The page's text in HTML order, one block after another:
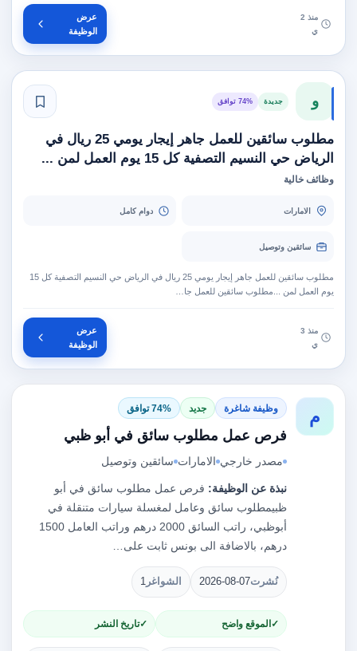
منذ 2
ي
عرض
الوظيفة
و جديدة 74% توافق
مطلوب سائقين للعمل جاهر إيجار يومي 25 ريال في
الرياض حي النسيم التصفية كل 15 يوم العمل لمن ...
وظائف خالية
الامارات دوام كامل
سائقين وتوصيل
مطلوب سائقين للعمل جاهر إيجار يومي 25 ريال في الرياض حي النسيم التصفية كل 15
يوم العمل لمن ...مطلوب سائقين للعمل جا…
منذ 3
ي
عرض
الوظيفة
م وظيفة شاغرة جديد 74% توافق
فرص عمل مطلوب سائق في أبو ظبي
مصدر خارجي الامارات سائقين وتوصيل
نبذة عن الوظيفة: فرص عمل مطلوب سائق في أبو
ظبيمطلوب سائق وعامل لمغسلة سيارات متنقلة في
أبوظبي، راتب السائق 2000 درهم وراتب العامل 1500
درهم، بالاضافة الى بونس ثابت على…
نُشرت2026-08-07 الشواغر 1
الموقع واضح تاريخ النشر